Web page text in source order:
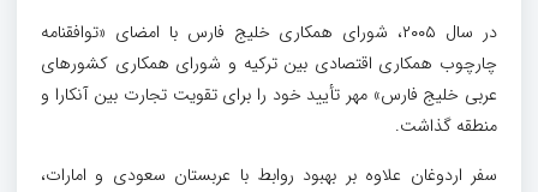
در سال ۲۰۰۵، شورای همکاری خلیج فارس با امضای «توافقنامه
چارچوب همکاری اقتصادی بین ترکیه و شورای همکاری کشورهای
عربی خلیج فارس» مهر تأیید خود را برای تقویت تجارت بین آنکارا و
منطقه گذاشت.
سفر اردوغان علاوه بر بهبود روابط با عربستان سعودی و امارات،